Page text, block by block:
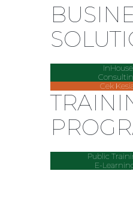
Cek
Public
E-